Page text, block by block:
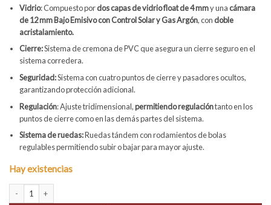
Vidrio: Compuesto pordos capas de vidrio float de 4 mmy una cámara
de 12 mm Bajo Emisivo con Control Solar yGas Argón, condoble
acristalamiento.
Cierre:Sistema de cremona de PVC que asegura un cierre seguro en el
sistema corredera.
Seguridad:Sistema con cuatro puntos de cierre y pasadores ocultos,
garantizando protección adicional.
Regulación: Ajuste tridimensional,permitiendo regulacióntanto en los
puntos de cierre como en las demás partes del sistema.
Sistema de ruedas:Ruedas tándem con rodamientos de bolas
regulables permitiendo subir o bajar para mayor ajuste.
Hay existencias